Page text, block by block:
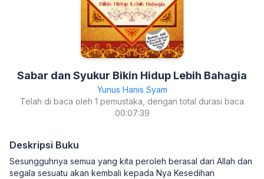
Sabar dan Syukur Bikin Hidup Lebih Bahagia
Yunus Hanis Syam
Telah di baca oleh 1 pemustaka, dengan total durasi baca
00:07:39
Deskripsi Buku
Sesungguhnya semua yang kita peroleh berasal dari Allah dan
segala sesuatu akan kembali kepada Nya Kesedihan